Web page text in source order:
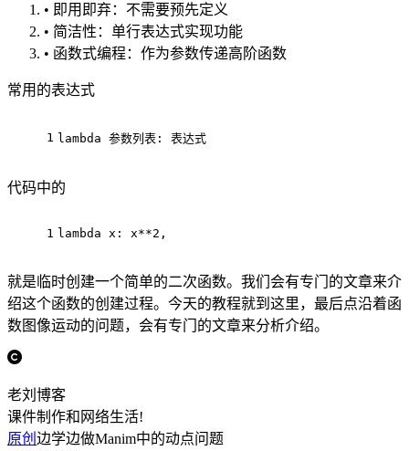
• 即用即弃：不需要预先定义
• 简洁性：单行表达式实现功能
• 函数式编程：作为参数传递高阶函数
常用的表达式
1 lambda 参数列表: 表达式
代码中的
1 lambda x: x**2,
就是临时创建一个简单的二次函数。我们会有专门的文章来介
绍这个函数的创建过程。今天的教程就到这里，最后点沿着函
数图像运动的问题，会有专门的文章来分析介绍。
老刘博客
课件制作和网络生活!
原创 边学边做Manim中的动点问题